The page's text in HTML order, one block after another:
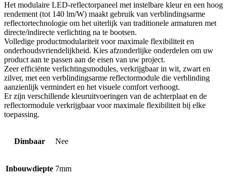
Het modulaire LED-reflectorpaneel met instelbare kleur en een hoog
rendement (tot 140 lm/W) maakt gebruik van verblindingsarme
reflectortechnologie om het uiterlijk van traditionele armaturen met
directe/indirecte verlichting na te bootsen.
Volledige productmodulariteit voor maximale flexibiliteit en
onderhoudsvriendelijkheid. Kies afzonderlijke onderdelen om uw
product aan te passen aan de eisen van uw project.
Zeer efficiënte verlichtingsmodules, verkrijgbaar in wit, zwart en
zilver, met een verblindingsarme reflectormodule die verblinding
aanzienlijk vermindert en het visuele comfort verhoogt.
Er zijn verschillende kleuruitvoeringen van de achterplaat en de
reflectormodule verkrijgbaar voor maximale flexibiliteit bij elke
toepassing.
Dimbaar Nee
Inbouwdiepte 7mm